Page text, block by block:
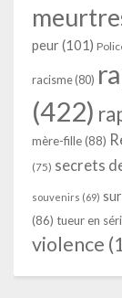
peur(101)
racisme (80)
(422)
mère-fille(88)
(75) secrets
souvenirs (69)
(86) tueur en
violence